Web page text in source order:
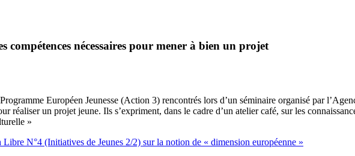
compétences nécessaires pour mener à bien un projet
Européen Jeunesse (Action 3) rencontrés lors d’un séminaire organisé par
réaliser un projet jeune. Ils s’expriment, dans le cadre d’un atelier café, sur les
»
Libre N°4 (Initiatives de Jeunes 2/2) sur la notion de « dimension européenne »